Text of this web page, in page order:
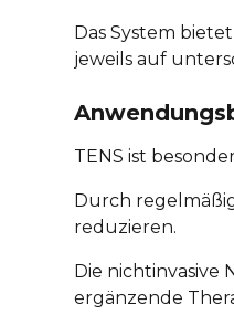
Das System
jeweils auf
TENS ist
Durch
reduzieren.
Die nichtinvasive
ergänzende